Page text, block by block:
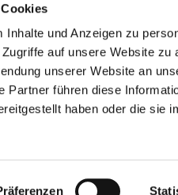
Inhalte und Anzeigen zu
auf unsere Website zu
unserer Website an
Partner führen diese
haben oder die sie
Lichtenberg Berlin-Mitte ·